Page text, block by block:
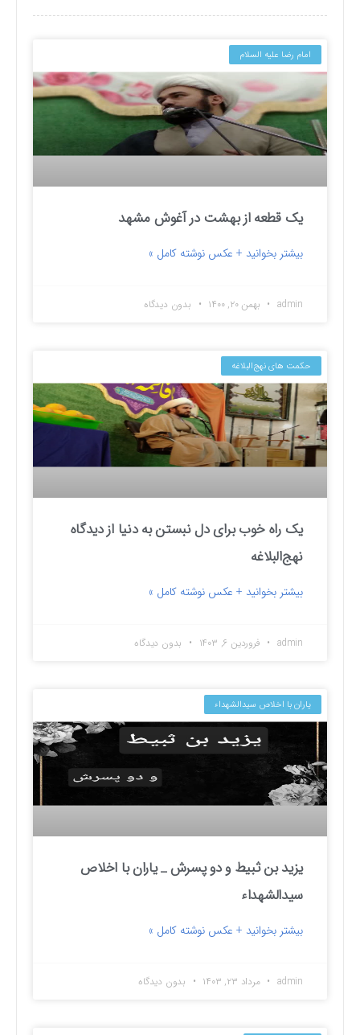
امام رضا علیه السلام
یک قطعه از بهشت در آغوش مشهد
بیشتر بخوانید + عکس نوشته کامل »
admin بهمن ۲۰, ۱۴۰۰ بدون دیدگاه
حکمت های نهج‌البلاغه
یک راه خوب برای دل نبستن به دنیا از دیدگاه
نهج‌البلاغه
بیشتر بخوانید + عکس نوشته کامل »
admin فروردین ۶, ۱۴۰۳ بدون دیدگاه
یاران با اخلاص سیدالشهداء
یزید بن ثبیط و دو پسرش _ یاران با اخلاص
سیدالشهداء
بیشتر بخوانید + عکس نوشته کامل »
admin مرداد ۲۳, ۱۴۰۳ بدون دیدگاه